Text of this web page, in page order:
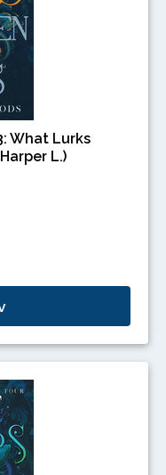
What Lurks
L.)